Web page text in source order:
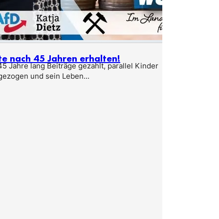
nach 45 Jahren erhalten!
Jahre lang Beiträge gezahlt, parallel Kinder
und sein Leben...